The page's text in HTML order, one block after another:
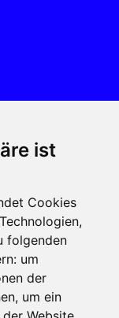
ist
Cookies
folgenden
um
der
, um ein